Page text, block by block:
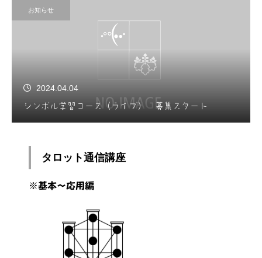
お知らせ
2024.04.04
シンボル学習コース（ライブ） 募集スタート
タロット通信講座
※基本～応用編